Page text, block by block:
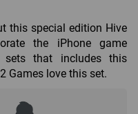
this special edition Hive
the iPhone game
sets that includes this
Games love this set.